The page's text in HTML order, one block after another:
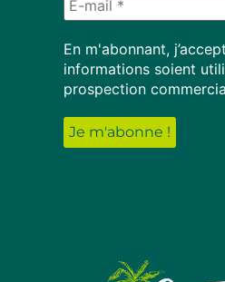
En m'abonnant,
informations soient
prospection